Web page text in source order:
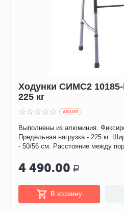
Ходунки СИМС2
225 кг
AКЦИЯ
Выполнены из алюминия.
Предельная нагрузка - 225 кг.
- 50/56 см. Расстояние между
4 490.00 Р
В корзину